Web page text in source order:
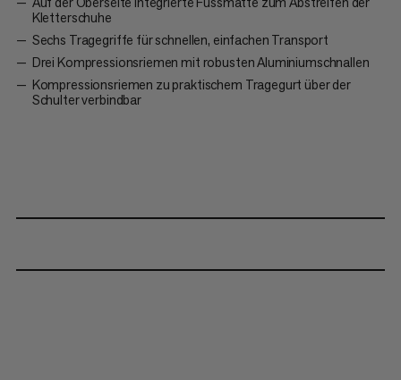
Kletterschuhe
Sechs Tragegriffe für schnellen, einfachen Transport
Drei Kompressionsriemen mit robusten Aluminiumschnallen
Kompressionsriemen zu praktischem Tragegurt über der
Schulter verbindbar